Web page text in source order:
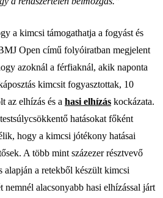
a kimcsi támogathatja a fogyást és
Open című folyóiratban megjelent
azoknál a férfiaknál, akik naponta
kimcsit fogyasztottak, 10
az elhízás és a hasi elhízás kockázata.
hatásokat főként
hogy a kimcsi jótékony hatásai
A több mint százezer résztvevő
alapján a retekből készült kimcsi
nemnél alacsonyabb hasi elhízással járt